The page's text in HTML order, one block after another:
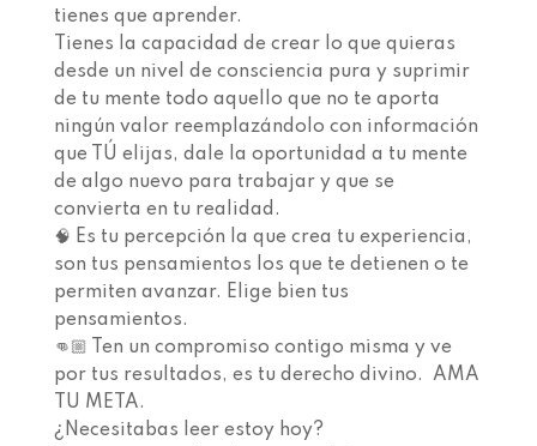
tienes que aprender.⁣⁣ ⁣⁣
Tienes la capacidad de crear lo que quieras
desde un nivel de consciencia pura y suprimir
de tu mente todo aquello que no te aporta
ningún valor reemplazándolo con información
que TÚ elijas, dale la oportunidad a tu mente
de algo nuevo para trabajar y que se
convierta en tu realidad.⁣⁣ ⁣⁣
🧠 Es tu percepción la que crea tu experiencia,
son tus pensamientos los que te detienen o te
permiten avanzar.⁣⁣ Elige bien tus
pensamientos. ⁣⁣
👊🏼 Ten un compromiso contigo misma y ve
por tus resultados, es tu derecho divino. ⁣⁣ AMA
TU META.⁣⁣ ⁣⁣
¿Necesitabas leer estoy hoy? ⁣⁣ ⁣⁣